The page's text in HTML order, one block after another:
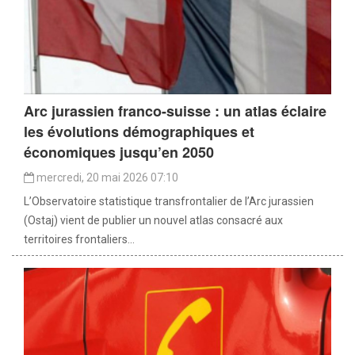
Arc jurassien franco-suisse : un atlas éclaire
les évolutions démographiques et
économiques jusqu’en 2050
mercredi, 20 mai 2026 07:10
L’Observatoire statistique transfrontalier de l’Arc jurassien
(Ostaj) vient de publier un nouvel atlas consacré aux
territoires frontaliers...